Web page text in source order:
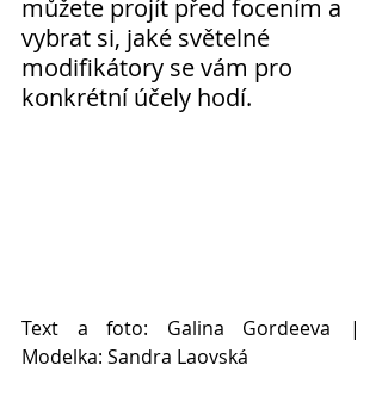
můžete projít před focením a
vybrat si, jaké světelné
modifikátory se vám pro
konkrétní účely hodí.
Text a foto: Galina Gordeeva |
Modelka: Sandra Laovská